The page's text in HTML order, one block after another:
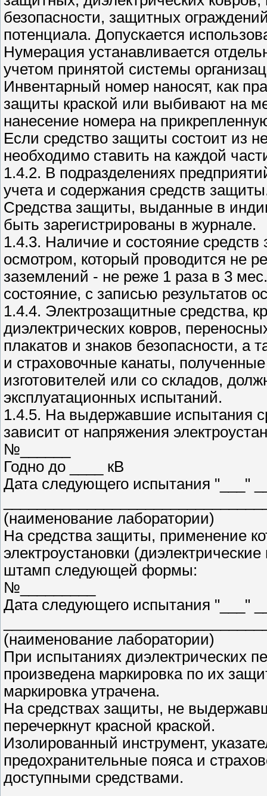
безопасности, защитных
потенциала. Допускается
Нумерация устанавливается
учетом принятой системы
Инвентарный номер наносят, как
защиты краской или выбивают на
нанесение номера на
Если средство защиты состоит из
необходимо ставить на каждой
1.4.2. В подразделениях
учета и содержания средств
Средства защиты, выданные в
быть зарегистрированы в журнале.
1.4.3. Наличие и состояние
осмотром, который проводится не
заземлений - не реже 1 раза в 3
состояние, с записью результатов
1.4.4. Электрозащитные средства,
диэлектрических ковров,
плакатов и знаков безопасности, а
и страховочные канаты,
изготовителей или со складов,
эксплуатационных испытаний.
1.4.5. На выдержавшие испытания
зависит от напряжения
№______
Годно до ____ кВ
Дата следующего испытания "___"
(наименование лаборатории)
На средства защиты, применение
электроустановки
штамп следующей формы:
№_________
Дата следующего испытания "___"
(наименование лаборатории)
При испытаниях диэлектрических
произведена маркировка по их
маркировка утрачена.
На средствах защиты, не
перечеркнут красной краской.
Изолированный инструмент,
предохранительные пояса и
доступными средствами.